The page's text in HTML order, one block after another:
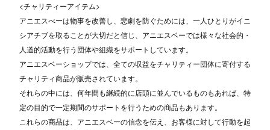
<チャリティーアイテム>
アニエスべーは物事を改善し、悲劇を防ぐためには、一人ひとりがイニ
シアチブを取ることが大切だと信じ、アニエスベーでは様々な社会的・
人道的活動を行う団体や組織をサポートしています。
アニエスベーショップでは、全ての収益をチャリティー団体に寄付する
チャリティ商品が販売されています。
それらの中には、何年間も継続的に店頭に並んでいるものもあれば、特
定の目的で一定期間のサポートを行うための商品もあります。
これらの商品は、アニエスベーの信念を伝え、お客様に対して行動を起